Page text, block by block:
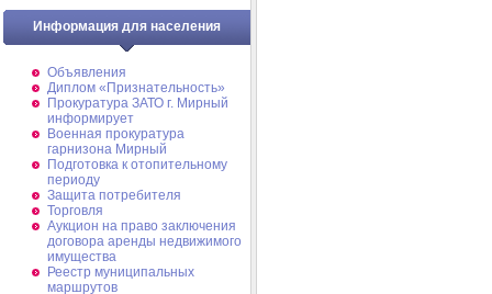
Информация для населения
Объявления
Диплом «Признательность»
Прокуратура ЗАТО г. Мирный
информирует
Военная прокуратура
гарнизона Мирный
Подготовка к отопительному
периоду
Защита потребителя
Торговля
Аукцион на право заключения
договора аренды недвижимого
имущества
Реестр муниципальных
маршрутов